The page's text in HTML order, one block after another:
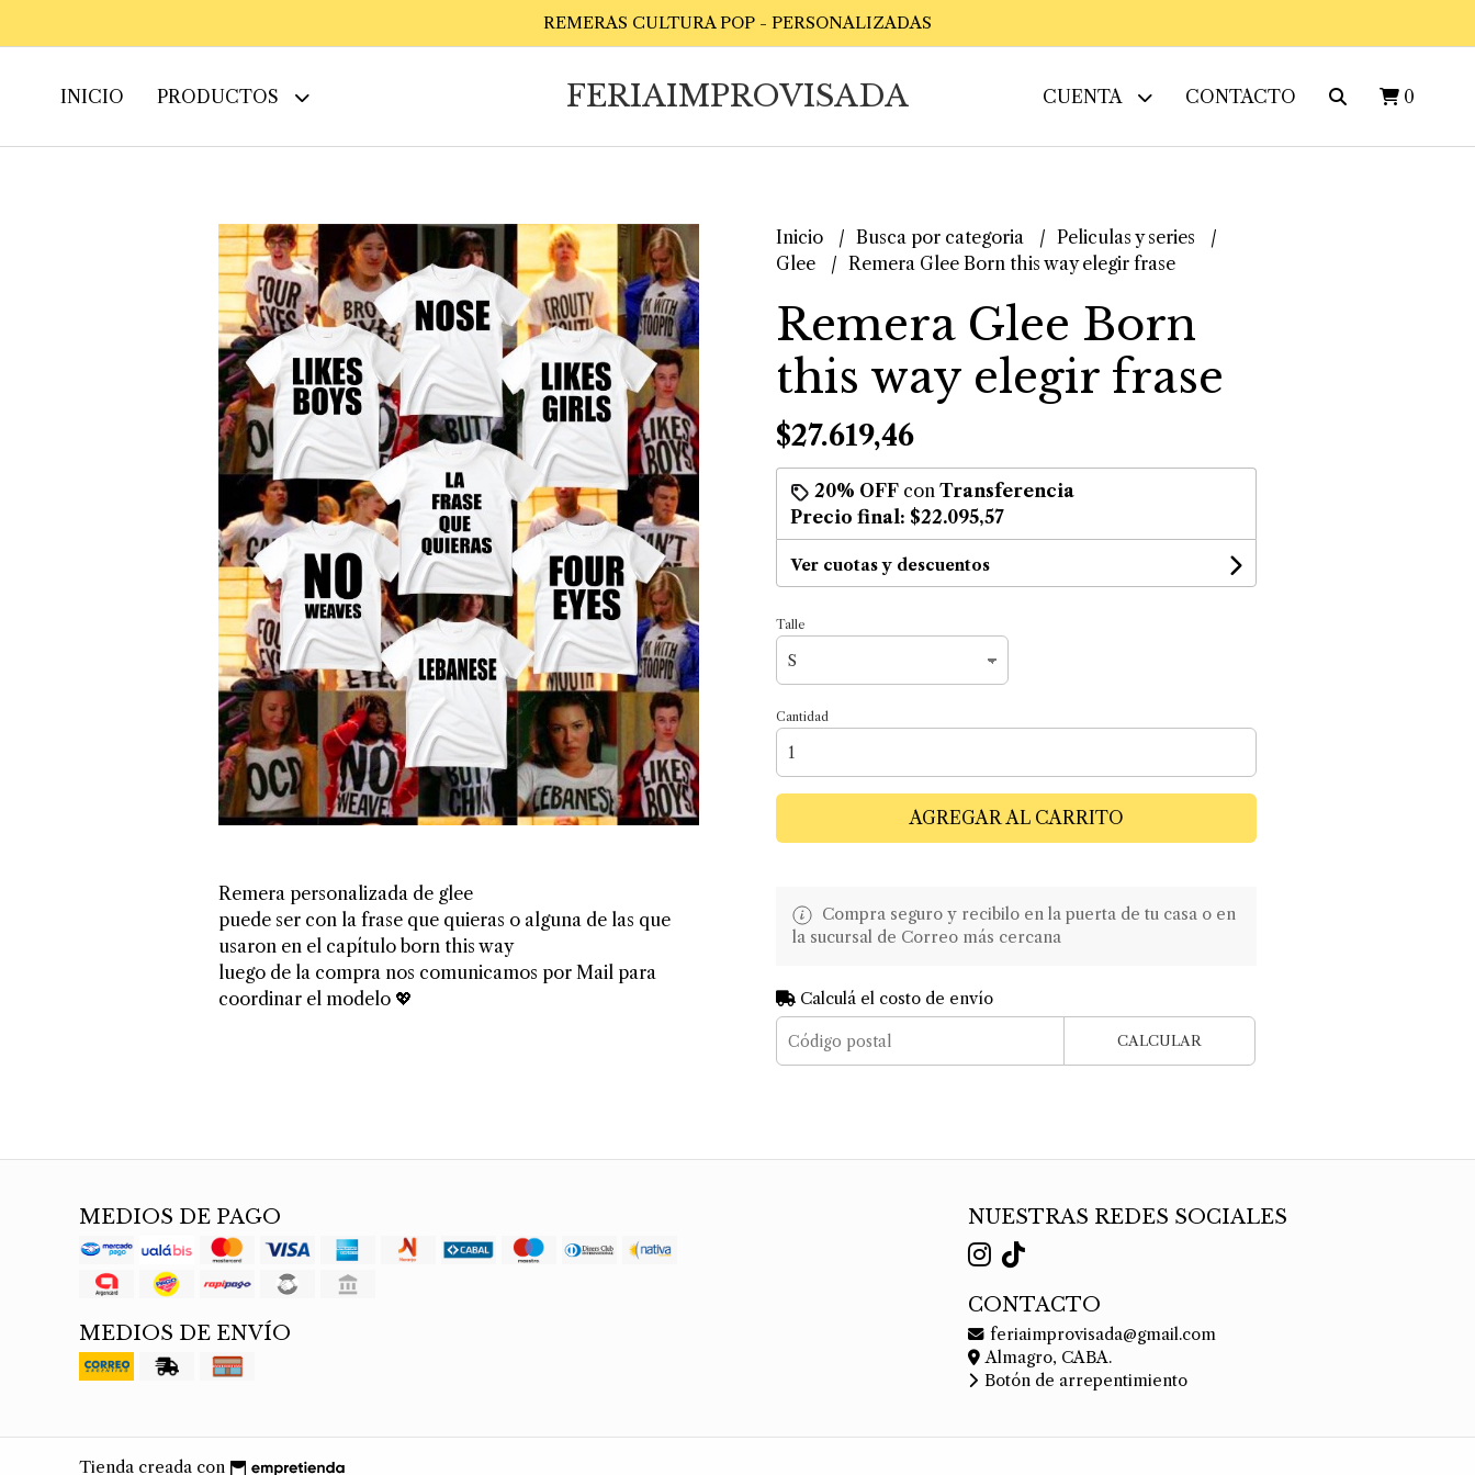
REMERAS CULTURA POP - PERSONALIZADAS
INICIO PRODUCTOS FERIAIMPROVISADA CUENTA CONTACTO 0
Remera personalizada de glee
puede ser con la frase que quieras o alguna de las que
usaron en el capítulo born this way
luego de la compra nos comunicamos por Mail para
coordinar el modelo 💖
Inicio Busca por categoria
Peliculas y series
Glee
Remera Glee Born this way elegir frase
Remera Glee Born
this way elegir frase
$27.619,46
20% OFF con Transferencia
Precio final: $22.095,57
Ver cuotas y descuentos
Talle
Cantidad
AGREGAR AL CARRITO
Compra seguro y recibilo en la puerta de tu casa o en
la sucursal de Correo más cercana
Calculá el costo de envío
CALCULAR
MEDIOS DE PAGO
MEDIOS DE ENVÍO
NUESTRAS REDES SOCIALES
CONTACTO
feriaimprovisada@gmail.com
Almagro, CABA.
Botón de arrepentimiento
Tienda creada con